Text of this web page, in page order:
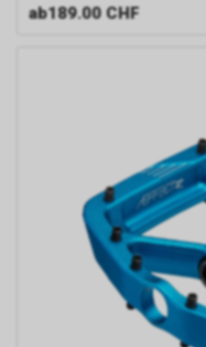
ab189.00 CHF